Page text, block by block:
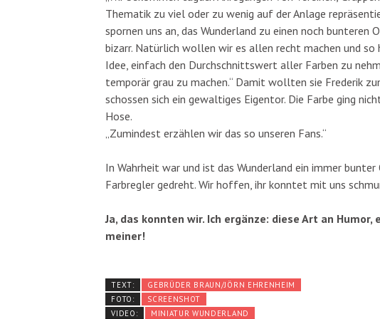
Thematik zu viel oder zu wenig auf der Anlage
spornen uns an, das Wunderland zu einen noch bunteren
bizarr. Natürlich wollen wir es allen recht machen und
Idee, einfach den Durchschnittswert aller Farben zu
temporär grau zu machen.“ Damit wollten sie Frederik
schossen sich ein gewaltiges Eigentor. Die Farbe ging
Hose.
„Zumindest erzählen wir das so unseren Fans.“
In Wahrheit war und ist das Wunderland ein immer
Farbregler gedreht. Wir hoffen, ihr konntet mit uns
Ja, das konnten wir. Ich ergänze: diese Art an
meiner!
TEXT:
GEBRÜDER BRAUN/JÖRN EHRENHEIM
FOTO:
SCREENSHOT
VIDEO:
MINIATUR WUNDERLAND